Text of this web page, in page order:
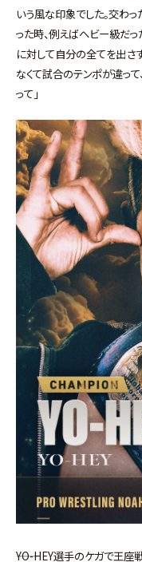
いう風な印象でした。交わ
った時、例えばヘビー級だ
に対して自分の全てを出さ
なくて試合のテンポが違っ
って」
――YO-HEY選手のケガで王